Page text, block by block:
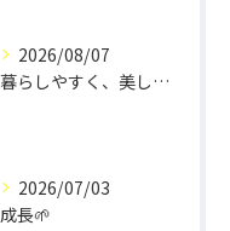
2026/08/07
暮らしやすく、美しく。
2026/07/03
成長🌱